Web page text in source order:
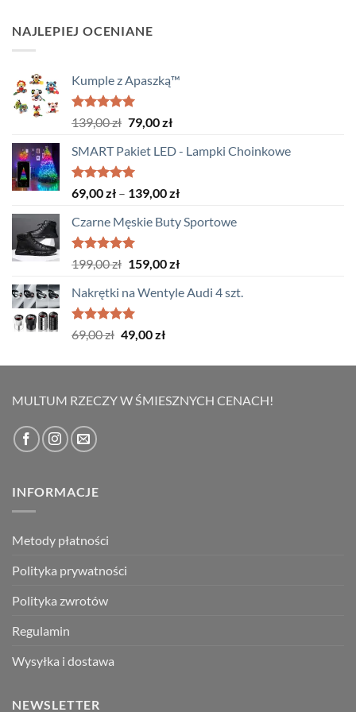
NAJLEPIEJ OCENIANE
Kumple z Apaszką™
Oceniono
na 5
139,00zł Pierwotna
wynosiła:
139,00 zł.
79,00złAktualna
wynosi:
SMART Pakiet LED - Lampki Choinkowe
Oceniono
5.00
69,00zł – 139,00złZakres
od
Czarne Męskie Buty Sportowe
Oceniono
na 5
199,00zł Pierwotna
wynosiła:
199,00 zł.
159,00złAktualna
wynosi:
Nakrętki na Wentyle Audi 4 szt.
Oceniono
5.00
69,00zł Pierwotna
wynosiła:
49,00złAktualna
wynosi:
MULTUM RZECZY W ŚMIESZNYCH CENACH!
INFORMACJE
Metody płatności
Polityka prywatności
Polityka zwrotów
Regulamin
Wysyłka i dostawa
NEWSLETTER